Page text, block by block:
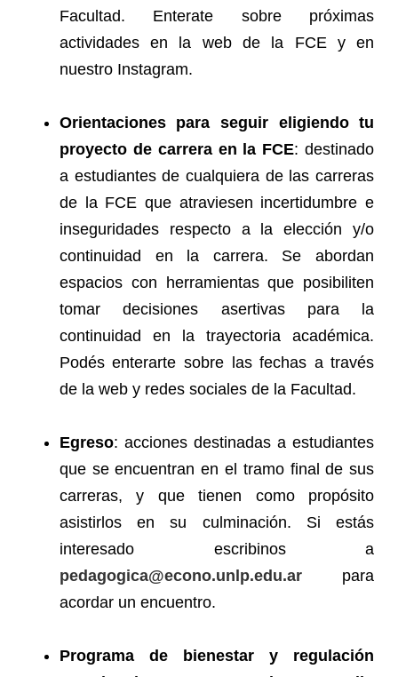
Facultad. Enterate sobre próximas
actividades en la web de la FCE y en
nuestro Instagram.
Orientaciones para seguir eligiendo tu
proyecto de carrera en la FCE: destinado
a estudiantes de cualquiera de las carreras
de la FCE que atraviesen incertidumbre e
inseguridades respecto a la elección y/o
continuidad en la carrera. Se abordan
espacios con herramientas que posibiliten
tomar decisiones asertivas para la
continuidad en la trayectoria académica.
Podés enterarte sobre las fechas a través
de la web y redes sociales de la Facultad.
Egreso: acciones destinadas a estudiantes
que se encuentran en el tramo final de sus
carreras, y que tienen como propósito
asistirlos en su culminación. Si estás
interesado escribinos a
pedagogica@econo.unlp.edu.arpara
acordar un encuentro.
Programa de bienestar y regulación